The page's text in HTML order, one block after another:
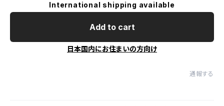
International shipping available
Add to cart
日本国内にお住まいの方向け
通報する